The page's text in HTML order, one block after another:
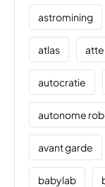
astromining
atlas
autocratie
autonome
avant garde
babylab